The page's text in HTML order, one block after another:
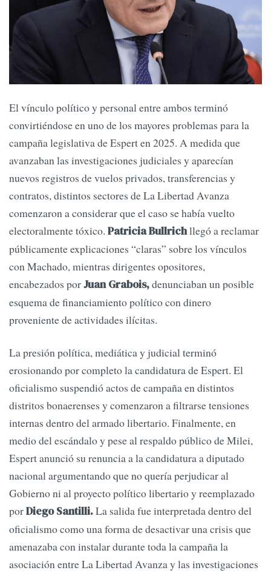
El vínculo político y personal entre ambos terminó
convirtiéndose en uno de los mayores problemas para la
campaña legislativa de Espert en 2025. A medida que
avanzaban las investigaciones judiciales y aparecían
nuevos registros de vuelos privados, transferencias y
contratos, distintos sectores de La Libertad Avanza
comenzaron a considerar que el caso se había vuelto
electoralmente tóxico. Patricia Bullrichllegó a reclamar
públicamente explicaciones “claras” sobre los vínculos
con Machado, mientras dirigentes opositores,
encabezados porJuan Grabois,denunciaban un posible
esquema de financiamiento político con dinero
proveniente de actividades ilícitas.
La presión política, mediática y judicial terminó
erosionando por completo la candidatura de Espert. El
oficialismo suspendió actos de campaña en distintos
distritos bonaerenses y comenzaron a filtrarse tensiones
internas dentro del armado libertario. Finalmente, en
medio del escándalo y pese al respaldo público de Milei,
Espert anunció su renuncia a la candidatura a diputado
nacional argumentando que no quería perjudicar al
Gobierno ni al proyecto político libertario y reemplazado
porDiego Santilli.La salida fue interpretada dentro del
oficialismo como una forma de desactivar una crisis que
amenazaba con instalar durante toda la campaña la
asociación entre La Libertad Avanza y las investigaciones